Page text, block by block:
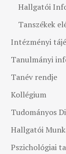
Hallgatói
Tanszékek
Intézményi
Tanulmányi
Tanév rendje
Kollégium
Tudományos
Hallgatói
Pszichológiai